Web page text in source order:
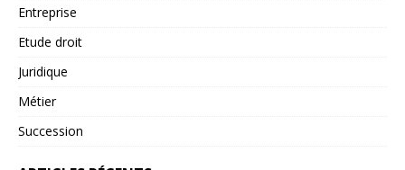
Entreprise
Etude droit
Juridique
Métier
Succession